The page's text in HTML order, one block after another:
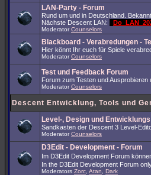
LAN-Party - Forum
Rund um und in Deutschland.
Nächste Descent LAN:
Moderator Counselors
Blackboard - Verabredungen -
Hier könnt Ihr euch für Spiele
Moderator Counselors
Test und Feedback Forum
Forum zum Testen und
Moderator Counselors
Descent Entwicklung, Tools und
Level-, Design und
Sandkasten der Descent 3 Level-
Moderator Counselors
D3Edit - Development - Forum
Im D3Edit Development Forum
In the D3Edit Development Forum
Moderators Zorc Atan Dark